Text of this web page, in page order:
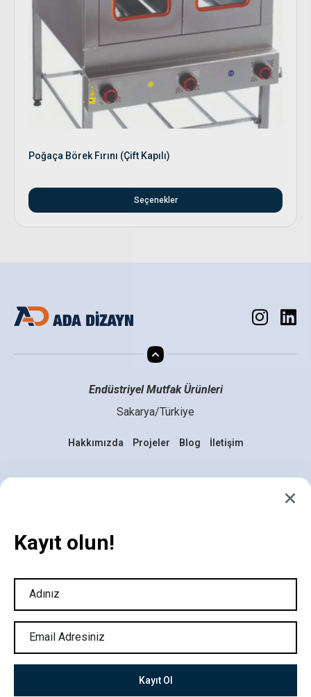
Poğaça Börek Fırını (Çift Kapılı)
Seçenekler
Endüstriyel Mutfak Ürünleri
Sakarya/Türkiye
Hakkımızda Projeler Blog İletişim
Alışveriş Yap!
Kayıt olun!
Kayıt Ol